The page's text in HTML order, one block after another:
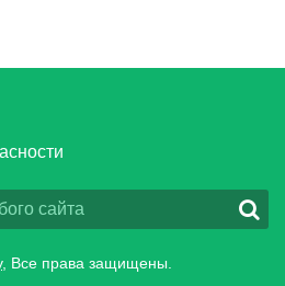
, Все права защищены.